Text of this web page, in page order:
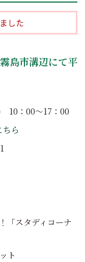
した
島市溝辺にて平
10：00～17：00
ら
「スタディコーナ
ト